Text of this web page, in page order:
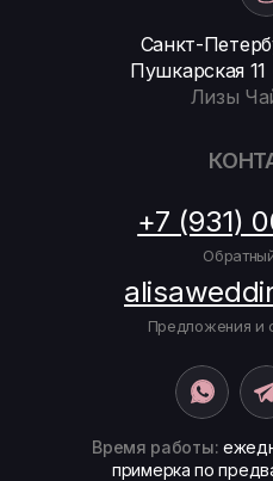
+7 (931)
Предложения и
Время работы:
примерка по
Санкт-
Пушкарская 11
Лизы